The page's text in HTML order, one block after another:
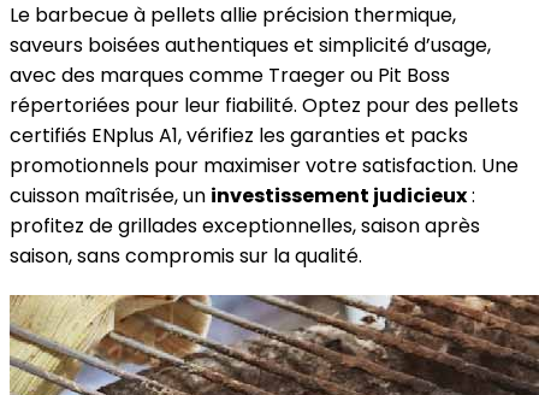
Le barbecue à pellets allie précision thermique,
saveurs boisées authentiques et simplicité d’usage,
avec des marques comme Traeger ou Pit Boss
répertoriées pour leur fiabilité. Optez pour des pellets
certifiés ENplus A1, vérifiez les garanties et packs
promotionnels pour maximiser votre satisfaction. Une
cuisson maîtrisée, un investissement judicieux:
profitez de grillades exceptionnelles, saison après
saison, sans compromis sur la qualité.